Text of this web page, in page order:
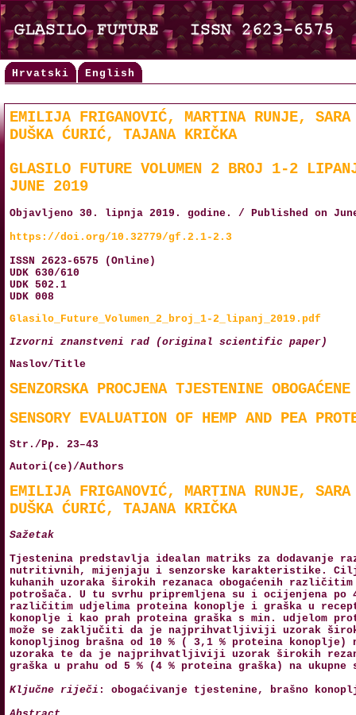
Hrvatski English
EMILIJA FRIGANOVIĆ, MARTINA RUNJE,
DUŠKA ĆURIĆ, TAJANA KRIČKA
GLASILO FUTURE VOLUMEN 2 BROJ 1-2
JUNE 2019
Objavljeno 30. lipnja 2019. godine. / Published on
https://doi.org/10.32779/gf.2.1-2.3
ISSN 2623-6575 (Online)
UDK 630/610
UDK 502.1
UDK 008
Glasilo_Future_Volumen_2_broj_1-2_lipanj_2019.pdf
Izvorni znanstveni rad (original scientific paper)
Naslov/Title
SENZORSKA PROCJENA TJESTENINE
SENSORY EVALUATION OF HEMP AND PEA
Str./Pp. 23–43
Autori(ce)/Authors
EMILIJA FRIGANOVIĆ, MARTINA RUNJE,
DUŠKA ĆURIĆ, TAJANA KRIČKA
Sažetak
Tjestenina predstavlja idealan matriks za dodavanje
nutritivnih, mijenjaju i senzorske karakteristike.
kuhanih uzoraka širokih rezanaca obogaćenih
potrošača. U tu svrhu pripremljena su i ocijenjena
različitim udjelima proteina konoplje i graška u
konoplje i kao prah proteina graška s min. udjelom
može se zaključiti da je najprihvatljiviji uzorak širokih
konopljinog brašna od 10 % ( 3,1 % proteina
uzoraka te da je najprihvatljiviji uzorak širokih
graška u prahu od 5 % (4 % proteina graška) na
Ključne riječi : obogaćivanje tjestenine, brašno